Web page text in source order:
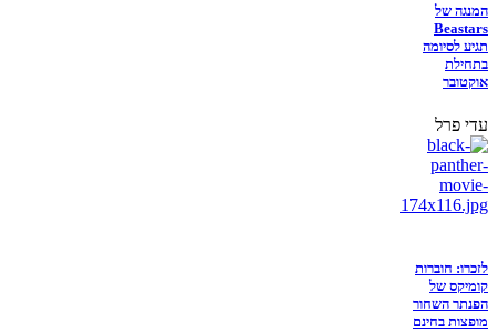
המנגה של
Beastars
תגיע לסיומה
בתחילת
אוקטובר
עדי פרל
לזכרו: חוברות
קומיקס של
הפנתר השחור
מופצות בחינם